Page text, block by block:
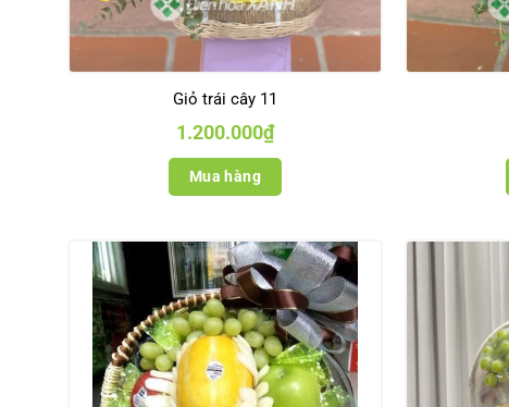
Giỏ trái cây 11
1.200.000₫
Mua hàng